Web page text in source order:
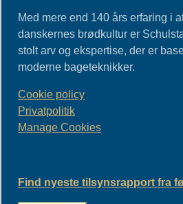
Med mere end 140 års erfaring i
danskernes brødkultur er
stolt arv og ekspertise, der er
moderne bageteknikker.
Cookie policy
Privatpolitik
Manage Cookies
Find nyeste tilsynsrapport fra